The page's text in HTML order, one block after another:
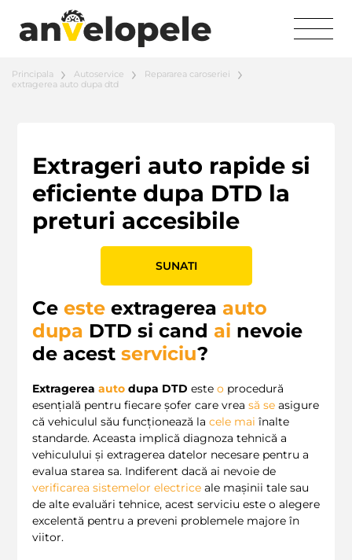
Principala Autoservice
Repararea caroseriei
extragerea auto dupa dtd
Extrageri auto rapide si
eficiente dupa DTD la
preturi accesibile
SUNATI
Ce este extragerea auto
dupa DTD si cand ai nevoie
de acest serviciu?
Extragerea auto dupa DTD este o procedură
esențială pentru fiecare șofer care vrea să se asigure
că vehiculul său funcționează la cele mai înalte
standarde. Aceasta implică diagnoza tehnică a
vehiculului și extragerea datelor necesare pentru a
evalua starea sa. Indiferent dacă ai nevoie de
verificarea sistemelor electrice ale mașinii tale sau
de alte evaluări tehnice, acest serviciu este o alegere
excelentă pentru a preveni problemele majore în
viitor.